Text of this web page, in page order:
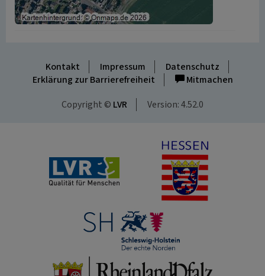
Kontakt Impressum
Datenschutz
Erklärung zur Barrierefreiheit
Mitmachen
Copyright © LVR Version: 4.52.0